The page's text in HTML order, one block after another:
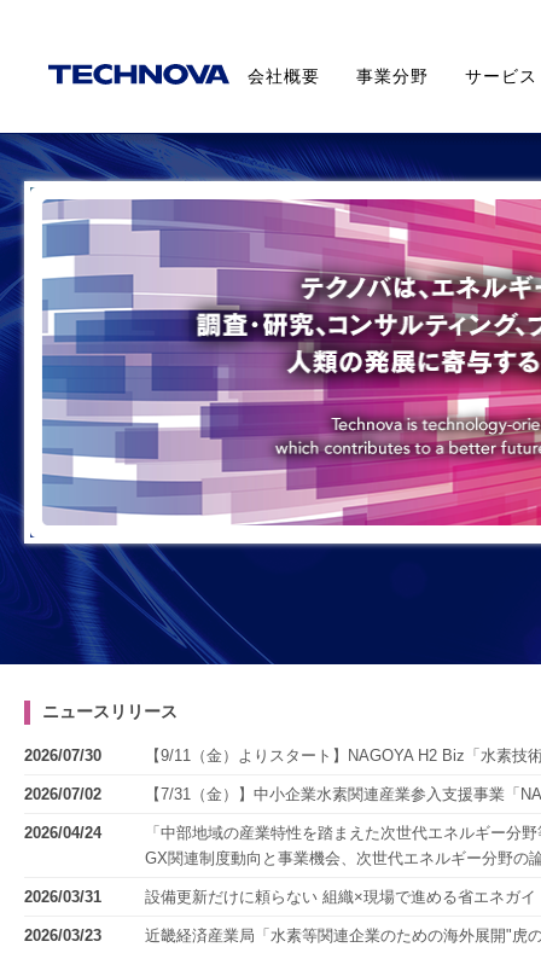
会社概要 事業分野 サービス
ニュースリリース
2026/07/30 【9/11（金）よりスタート】NAGOYA H2 Biz「水素技
2026/07/02 【7/31（金）】中小企業水素関連産業参入支援事業「
2026/04/24
「中部地域の産業特性を踏まえた次世代エネルギー分
GX関連制度動向と事業機会、次世代エネルギー分野の
2026/03/31 設備更新だけに頼らない 組織×現場で進める省エネガ
2026/03/23 近畿経済産業局「水素等関連企業のための海外展開"